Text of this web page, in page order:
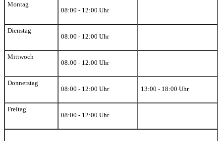
Montag
08:00 - 12:00 Uhr
Dienstag
08:00 - 12:00 Uhr
Mittwoch
08:00 - 12:00 Uhr
Donnerstag
08:00 - 12:00 Uhr
13:00 - 18:00 Uhr
Freitag
08:00 - 12:00 Uhr